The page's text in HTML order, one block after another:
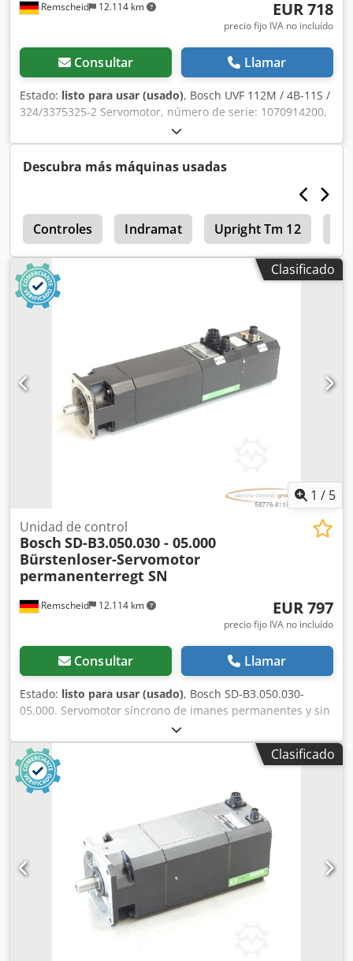
Remscheid 12.114 km EUR 718
precio fijo IVA no incluído
Consultar Llamar
Estado: listo para usar (usado), Bosch UVF 112M / 4B-11S /
324/3375325-2 Servomotor, número de serie: 1070914200,
usado, con signos normales de uso, funcionamiento al 100
%, el alcance del suministro se muestra en las fotos.
¡ATENCIÓN: Solicite por separado los costos de embalaje y
envío! Dedji D Hhcepfx Adwsck
Descubra más máquinas usadas
Controles Indramat Upright Tm 12
Clasificado
1 / 5
Remscheid 12.114 km
Unidad de control
Bosch SD-B3.050.030 - 05.000
Bürstenloser-Servomotor
permanenterregt SN
EUR 797
precio fijo IVA no incluído
Consultar Llamar
Estado: listo para usar (usado), Bosch SD-B3.050.030-
05.000. Servomotor síncrono de imanes permanentes y sin
escobillas, número de serie, usado, con signos normales
de uso, 100 % funcional. El alcance del suministro se
corresponde con las fotos. Dedji D E S Iopfx AdwsckClasificado